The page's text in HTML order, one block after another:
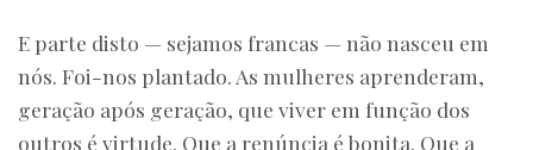
E parte disto — sejamos francas — não nasceu em
nós. Foi-nos plantado. As mulheres aprenderam,
geração após geração, que viver em função dos
outros é virtude. Que a renúncia é bonita. Que a